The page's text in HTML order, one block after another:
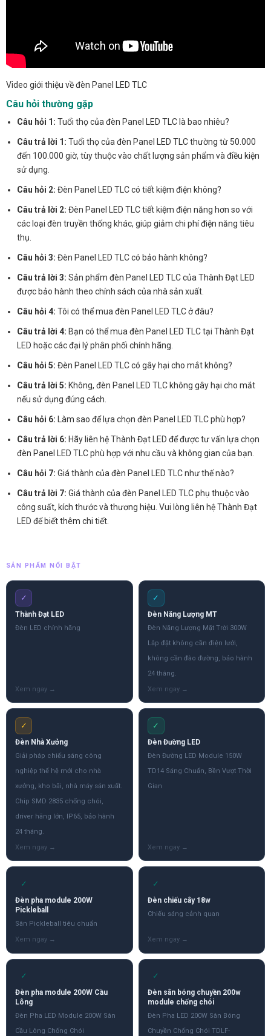
Video giới thiệu về đèn Panel LED TLC
Câu hỏi thường gặp
Câu hỏi 1: Tuổi thọ của đèn Panel LED TLC là bao nhiêu?
Câu trả lời 1: Tuổi thọ của đèn Panel LED TLC thường từ 50.000
đến 100.000 giờ, tùy thuộc vào chất lượng sản phẩm và điều kiện
sử dụng.
Câu hỏi 2: Đèn Panel LED TLC có tiết kiệm điện không?
Câu trả lời 2: Đèn Panel LED TLC tiết kiệm điện năng hơn so với
các loại đèn truyền thống khác, giúp giảm chi phí điện năng tiêu
thụ.
Câu hỏi 3: Đèn Panel LED TLC có bảo hành không?
Câu trả lời 3: Sản phẩm đèn Panel LED TLC của Thành Đạt LED
được bảo hành theo chính sách của nhà sản xuất.
Câu hỏi 4: Tôi có thể mua đèn Panel LED TLC ở đâu?
Câu trả lời 4: Bạn có thể mua đèn Panel LED TLC tại Thành Đạt
LED hoặc các đại lý phân phối chính hãng.
Câu hỏi 5: Đèn Panel LED TLC có gây hại cho mắt không?
Câu trả lời 5: Không, đèn Panel LED TLC không gây hại cho mắt
nếu sử dụng đúng cách.
Câu hỏi 6: Làm sao để lựa chọn đèn Panel LED TLC phù hợp?
Câu trả lời 6: Hãy liên hệ Thành Đạt LED để được tư vấn lựa chọn
đèn Panel LED TLC phù hợp với nhu cầu và không gian của bạn.
Câu hỏi 7: Giá thành của đèn Panel LED TLC như thế nào?
Câu trả lời 7: Giá thành của đèn Panel LED TLC phụ thuộc vào
công suất, kích thước và thương hiệu. Vui lòng liên hệ Thành Đạt
LED để biết thêm chi tiết.
SẢN PHẨM NỔI BẬT
✓
Thành Đạt LED
Đèn LED chính hãng
✓
Đèn Năng Lượng MT
Đèn Năng Lượng Mặt Trời 300W
Lắp đặt không cần điện lưới,
không cần đào đường, bảo hành
24 tháng.
✓
Đèn Nhà Xưởng
Giải pháp chiếu sáng công
nghiệp thế hệ mới cho nhà
xưởng, kho bãi, nhà máy sản xuất.
Chip SMD 2835 chống chói,
driver hãng lớn, IP65, bảo hành
24 tháng.
✓
Đèn Đường LED
Đèn Đường LED Module 150W
TD14 Sáng Chuẩn, Bền Vượt Thời
Gian
✓
Đèn pha module 200W
Pickleball
Sân Pickleball tiêu chuẩn
✓
Đèn chiếu cây 18w
Chiếu sáng cảnh quan
✓
Đèn pha module 200W Cầu
Lông
Đèn Pha LED Module 200W Sân
Cầu Lông Chống Chói
✓
Đèn sân bóng chuyền 200w
module chống chói
Đèn Pha LED 200W Sân Bóng
Chuyền Chống Chói TDLF-